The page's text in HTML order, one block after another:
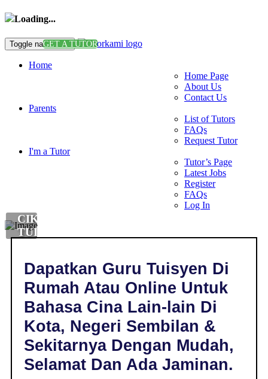
Loading...
Toggle navigationGET A TUTOR
Home
Home Page
About Us
Contact Us
Parents
List of Tutors
FAQs
Request Tutor
I'm a Tutor
Tutor’s Page
Latest Jobs
Register
FAQs
Log In
CIKGU
TUISYEN
DI
KOTA,
NEGERI
SEMBILAN
LAIN-
LAIN
Dapatkan Guru Tuisyen Di
Rumah Atau Online Untuk
Bahasa Cina Lain-lain Di
Kota, Negeri Sembilan &
Sekitarnya Dengan Mudah,
Selamat Dan Ada Jaminan.